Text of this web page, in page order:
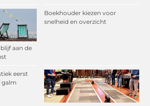
aan de
Boekhouder kiezen voor
snelheid en overzicht
eerst
galm